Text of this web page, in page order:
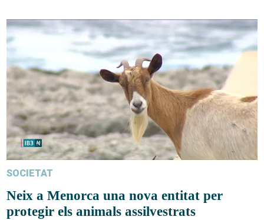
SOCIETAT
Neix a Menorca una nova entitat per
protegir els animals assilvestrats